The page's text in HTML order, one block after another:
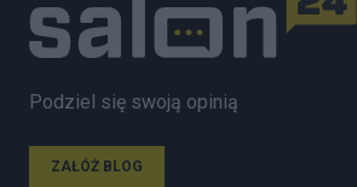
Podziel się swoją opinią
ZAŁÓŻ BLOG